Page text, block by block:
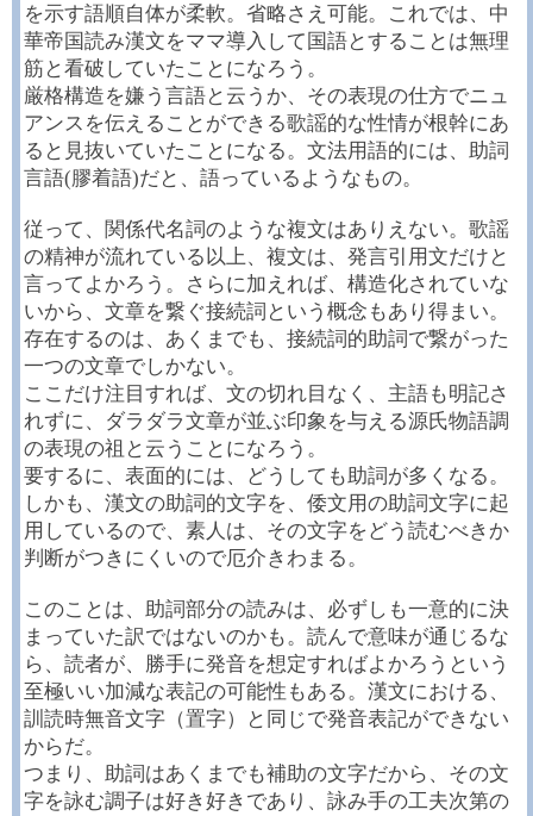
を示す語順自体が柔軟。省略さえ可能。これでは、中
華帝国読み漢文をママ導入して国語とすることは無理
筋と看破していたことになろう。
厳格構造を嫌う言語と云うか、その表現の仕方でニュ
アンスを伝えることができる歌謡的な性情が根幹にあ
ると見抜いていたことになる。文法用語的には、助詞
言語(膠着語)だと、語っているようなもの。
従って、関係代名詞のような複文はありえない。歌謡
の精神が流れている以上、複文は、発言引用文だけと
言ってよかろう。さらに加えれば、構造化されていな
いから、文章を繋ぐ接続詞という概念もあり得まい。
存在するのは、あくまでも、接続詞的助詞で繋がった
一つの文章でしかない。
ここだけ注目すれば、文の切れ目なく、主語も明記さ
れずに、ダラダラ文章が並ぶ印象を与える源氏物語調
の表現の祖と云うことになろう。
要するに、表面的には、どうしても助詞が多くなる。
しかも、漢文の助詞的文字を、倭文用の助詞文字に起
用しているので、素人は、その文字をどう読むべきか
判断がつきにくいので厄介きわまる。
このことは、助詞部分の読みは、必ずしも一意的に決
まっていた訳ではないのかも。読んで意味が通じるな
ら、読者が、勝手に発音を想定すればよかろうという
至極いい加減な表記の可能性もある。漢文における、
訓読時無音文字（置字）と同じで発音表記ができない
からだ。
つまり、助詞はあくまでも補助の文字だから、その文
字を詠む調子は好き好きであり、詠み手の工夫次第の